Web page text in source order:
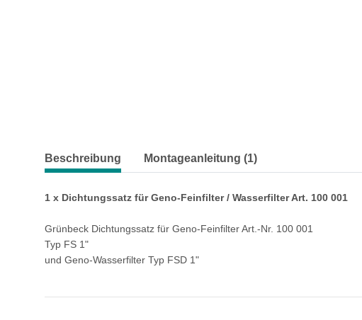
weitere Registerkarten anzeigen
Beschreibung Montageanleitung (1)
1 x Dichtungssatz für Geno-Feinfilter / Wasserfilter Art. 100 001
Grünbeck Dichtungssatz für Geno-Feinfilter Art.-Nr. 100 001
Typ FS 1"
und Geno-Wasserfilter Typ FSD 1"